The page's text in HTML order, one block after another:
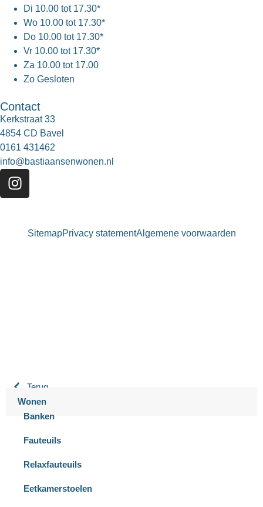
Di 10.00 tot 17.30*
Wo 10.00 tot 17.30*
Do 10.00 tot 17.30*
Vr 10.00 tot 17.30*
Za 10.00 tot 17.00
Zo Gesloten
Contact
Kerkstraat 33
4854 CD Bavel
0161 431462
info@bastiaansenwonen.nl
SitemapPrivacy statementAlgemene voorwaarden
Terug
Wonen
Banken
Fauteuils
Relaxfauteuils
Eetkamerstoelen